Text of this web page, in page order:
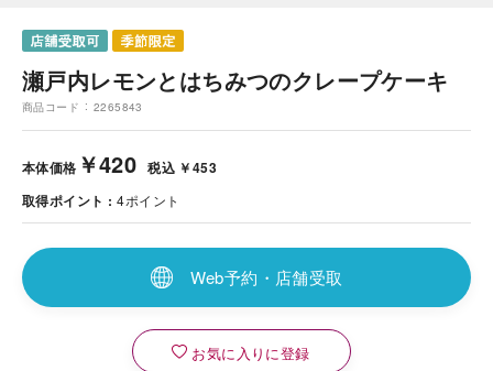
瀬戸内レモンとはちみつのクレープケーキ
商品コード 2265843
本体価格 ￥420 税込 ￥453
取得ポイント
4ポイント
Web予約・店舗受取
お気に入りに登録